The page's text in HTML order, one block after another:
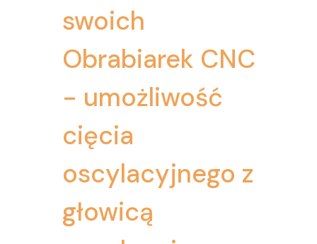
swoich
Obrabiarek CNC
- umożliwość
cięcia
oscylacyjnego z
głowicą